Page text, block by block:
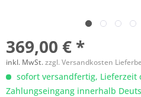
369,00 € *
inkl. MwSt.zzgl. Versandkosten
sofort versandfertig, Lieferzeit
Zahlungseingang innerhalb